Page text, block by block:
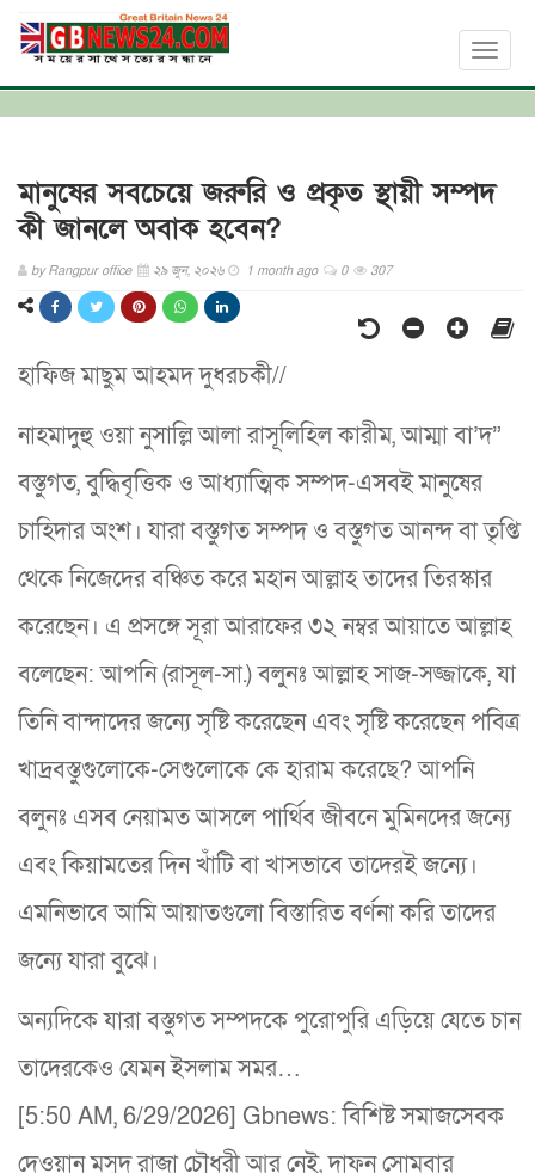
Toggle
মানুষের সবচেয়ে জরুরি ও প্রকৃত স্থায়ী সম্পদ
কী জানলে অবাক হবেন?
byRangpur office ২৯ জুন, ২০২৬ 1 month ago 0 307
হাফিজ মাছুম আহমদ দুধরচকী//
নাহমাদুহু ওয়া নুসাল্লি আলা রাসূলিহিল কারীম, আম্মা বা’দ”
বস্তুগত, বুদ্ধিবৃত্তিক ও আধ্যাত্মিক সম্পদ-এসবই মানুষের
চাহিদার অংশ। যারা বস্তুগত সম্পদ ও বস্তুগত আনন্দ বা তৃপ্তি
থেকে নিজেদের বঞ্চিত করে মহান আল্লাহ তাদের তিরস্কার
করেছেন। এ প্রসঙ্গে সূরা আরাফের ৩২ নম্বর আয়াতে আল্লাহ
বলেছেন: আপনি (রাসূল-সা.) বলুনঃ আল্লাহ সাজ-সজ্জাকে, যা
তিনি বান্দাদের জন্যে সৃষ্টি করেছেন এবং সৃষ্টি করেছেন পবিত্র
খাদ্রবস্তুগুলোকে-সেগুলোকে কে হারাম করেছে? আপনি
বলুনঃ এসব নেয়ামত আসলে পার্থিব জীবনে মুমিনদের জন্যে
এবং কিয়ামতের দিন খাঁটি বা খাসভাবে তাদেরই জন্যে।
এমনিভাবে আমি আয়াতগুলো বিস্তারিত বর্ণনা করি তাদের
জন্যে যারা বুঝে।
অন্যদিকে যারা বস্তুগত সম্পদকে পুরোপুরি এড়িয়ে যেতে চান
তাদেরকেও যেমন ইসলাম সমর…
[5:50 AM, 6/29/2026] Gbnews: বিশিষ্ট সমাজসেবক
দেওয়ান মসুদ রাজা চৌধুরী আর নেই, দাফন সোমবার